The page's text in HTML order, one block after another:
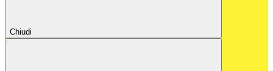
Chiudi